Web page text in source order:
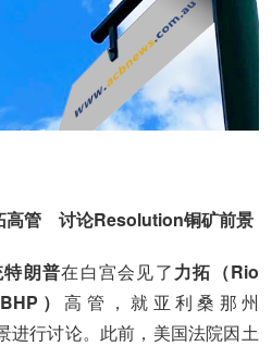
高管 讨论Resolution铜矿前景
朗普在白宫会见了力拓（Rio
）高管，就亚利桑那州
进行讨论。此前，美国法院因土